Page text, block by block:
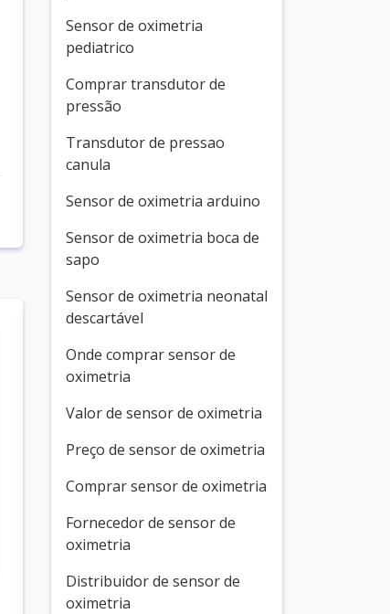
Sensor de oximetria
pediatrico
Comprar transdutor de
pressão
Transdutor de pressao
canula
Sensor de oximetria arduino
Sensor de oximetria boca de
sapo
Sensor de oximetria neonatal
descartável
Onde comprar sensor de
oximetria
Valor de sensor de oximetria
Preço de sensor de oximetria
Comprar sensor de oximetria
Fornecedor de sensor de
oximetria
Distribuidor de sensor de
oximetria